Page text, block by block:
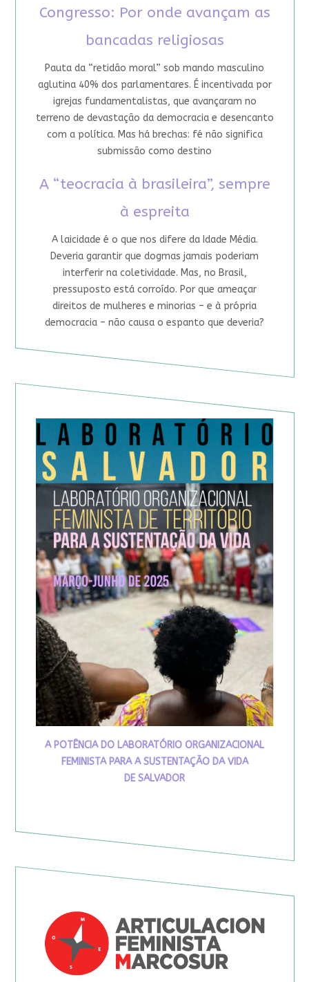
Congresso: Por onde avançam as
bancadas religiosas
Pauta da “retidão moral” sob mando masculino
aglutina 40% dos parlamentares. É incentivada por
igrejas fundamentalistas, que avançaram no
terreno de devastação da democracia e desencanto
com a política. Mas há brechas: fé não significa
submissão como destino
A “teocracia à brasileira”, sempre
à espreita
A laicidade é o que nos difere da Idade Média.
Deveria garantir que dogmas jamais poderiam
interferir na coletividade. Mas, no Brasil,
pressuposto está corroído. Por que ameaçar
direitos de mulheres e minorias – e à própria
democracia – não causa o espanto que deveria?
A POTÊNCIA DO LABORATÓRIO ORGANIZACIONAL
FEMINISTA PARA A SUSTENTAÇÃO DA VIDA
DE SALVADOR